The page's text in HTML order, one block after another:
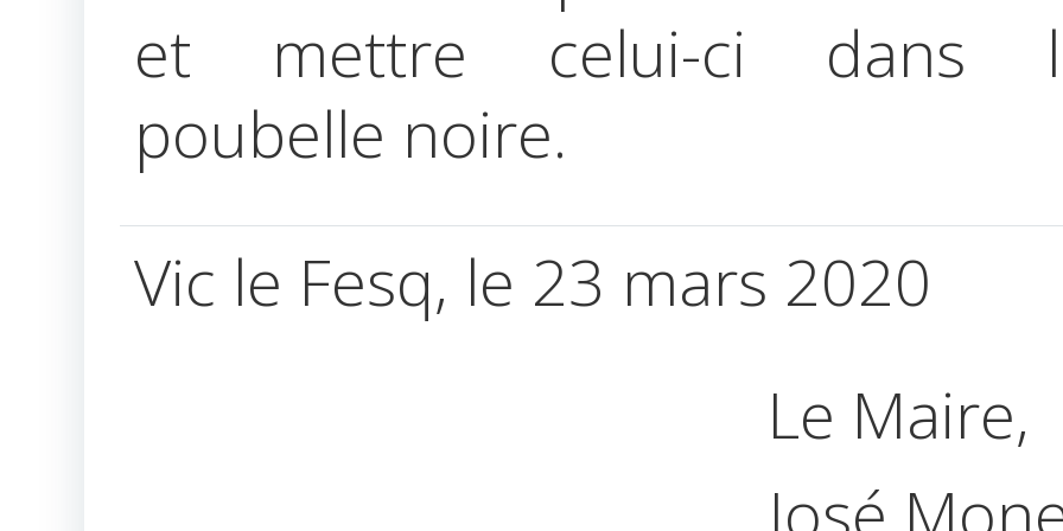
et mettre celui-ci dans
poubelle noire.
Vic le Fesq, le 23 mars 2020
Le Maire,
José